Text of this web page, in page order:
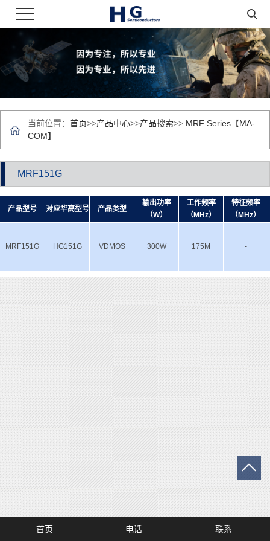
当前位置： 首页>>产品中心>>产品搜索>> MRF Series【MA-
COM】
MRF151G
产品型号 对应华高型号 产品类型
输出功率
（W）
工作频率
（MHz）
特征频率
（MHz）
MRF151G HG151G VDMOS 300W 175M -
首页 电话 联系